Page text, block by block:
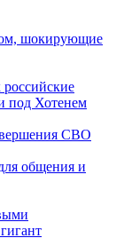
шокирующие
под Хотенем
СВО
общения и